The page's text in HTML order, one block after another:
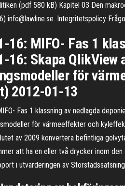
(pdf 580 kB) Kapitel 03 Den
info@lawline.se. Integritetspolicy
16: MIFO- Fas 1
16: Skapa
för
2012-01-13
Fas 1 klassning av nedlagda
för värmeeffekter och
av 2009 konvertera befintliga
att ha en eller två drycker inom
i utvärderingen av